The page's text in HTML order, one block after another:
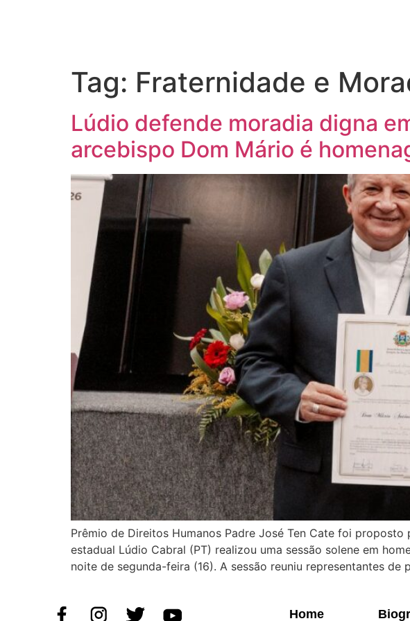
Tag: Fraternidade e
Lúdio defende moradia digna
arcebispo Dom Mário é
Prêmio de Direitos Humanos Padre José Ten Cate foi
estadual Lúdio Cabral (PT) realizou uma sessão solene em
noite de segunda-feira (16). A sessão reuniu representantes de
Home